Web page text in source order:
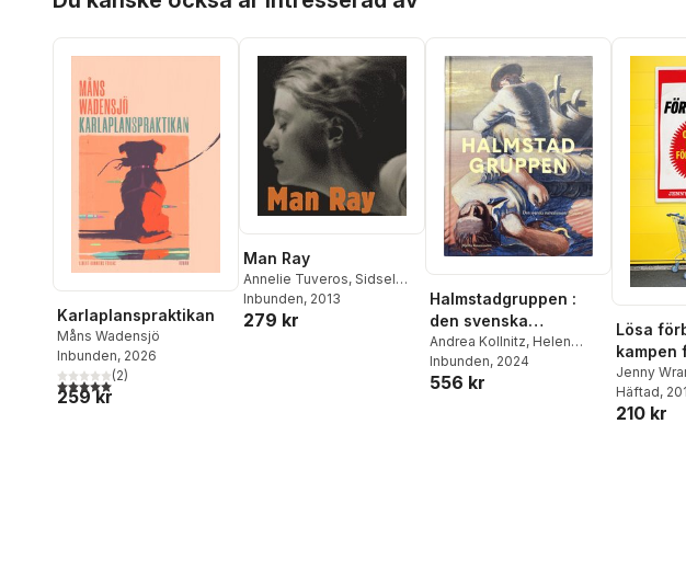
Karlaplanspraktikan
Måns Wadensjö
Inbunden, 2026
5,0utav 5 stjärnor. Totalt antal röster:
(2)
259 kr
Man Ray
Annelie Tuveros, Sidsel
Maria Søndergaard
Gade ,Jan Svenungsson
Inbunden, 2013
279 kr
Halmstadgruppen :
den svenska
surrealismens
pionjärer
Andrea Kollnitz, Helen
Fuchs,Johan Zimsen
Kristoffer Noheden
Inbunden, 2024
556 kr
Lösa
kampen
Jenny
Alstermark
Aretakis
Häftad,
210 kr